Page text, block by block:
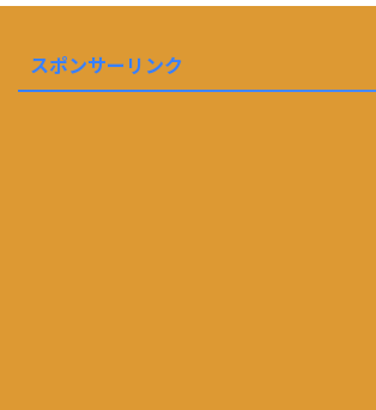
スポンサーリンク